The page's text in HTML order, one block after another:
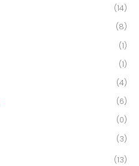
(14)
(8)
(1)
(1)
(4)
(6)
(0)
(3)
(13)